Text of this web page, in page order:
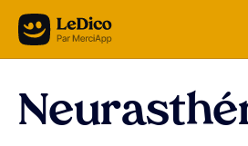
Aller au contenu